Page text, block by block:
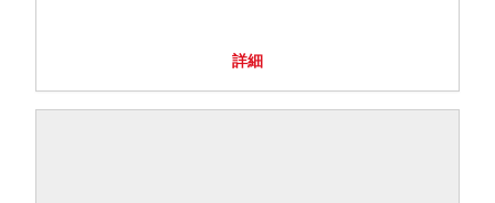
詳細